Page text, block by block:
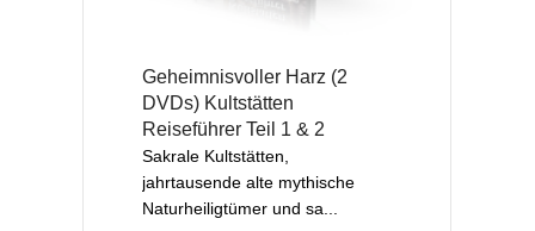
Geheimnisvoller Harz (2
DVDs) Kultstätten
Reiseführer Teil 1 & 2
Sakrale Kultstätten,
jahrtausende alte mythische
Naturheiligtümer und sa...